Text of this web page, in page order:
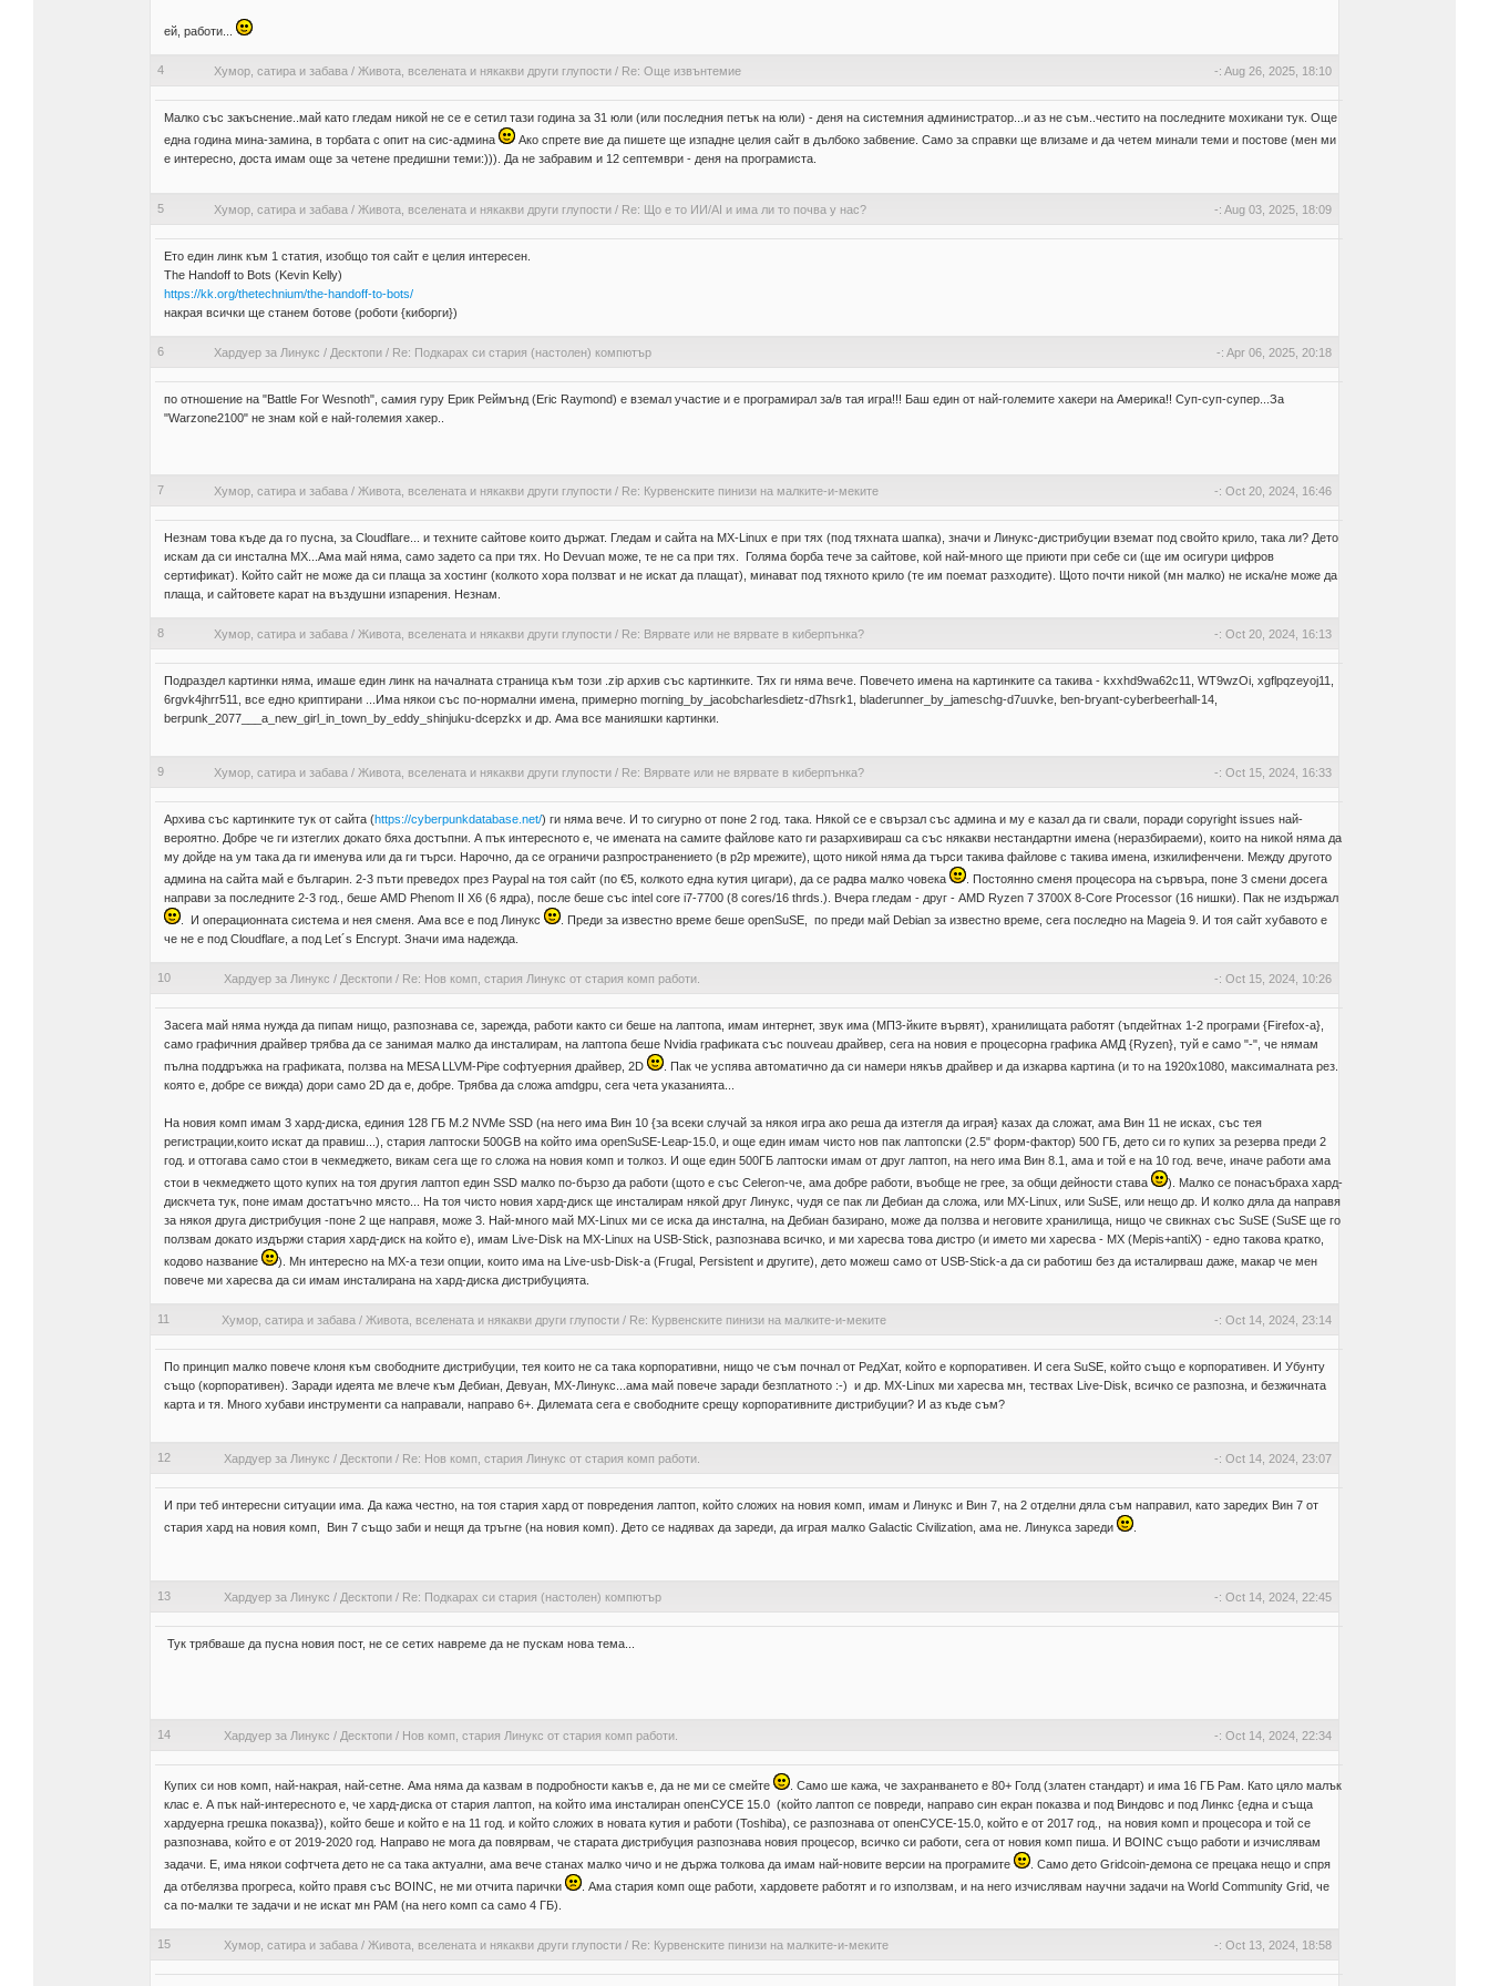
ей, работи...
4 Хумор, сатира и забава / Живота, вселената и някакви други глупости / Re: Още извънтемие -: Aug 26, 2025, 18:10
Малко със закъснение..май като гледам никой не се е сетил тази година за 31 юли (или последния петък на юли) - деня на системния администратор...и аз не съм..честито на последните мохикани тук. Още
една година мина-замина, в торбата с опит на сис-админа
Ако спрете вие да пишете ще изпадне целия сайт в дълбоко забвение. Само за справки ще влизаме и да четем минали теми и постове (мен ми
е интересно, доста имам още за четене предишни теми:))). Да не забравим и 12 септември - деня на програмиста.
5 Хумор, сатира и забава / Живота, вселената и някакви други глупости / Re: Що е то ИИ/AI и има ли то почва у нас? -: Aug 03, 2025, 18:09
Ето един линк към 1 статия, изобщо тоя сайт е целия интересен.
The Handoff to Bots (Kevin Kelly)
https://kk.org/thetechnium/the-handoff-to-bots/
накрая всички ще станем ботове (роботи {киборги})
6 Хардуер за Линукс / Десктопи / Re: Подкарах си стария (настолен) компютър -: Apr 06, 2025, 20:18
по отношение на "Battle For Wesnoth", самия гуру Ерик Реймънд (Eric Raymond) е вземал участие и е програмирал за/в тая игра!!! Баш един от най-големите хакери на Америка!! Суп-суп-супер...За
"Warzone2100" не знам кой е най-големия хакер..
7 Хумор, сатира и забава / Живота, вселената и някакви други глупости / Re: Курвенските пинизи на малките-и-меките -: Oct 20, 2024, 16:46
Незнам това къде да го пусна, за Cloudflare... и техните сайтове които държат. Гледам и сайта на MX-Linux е при тях (под тяхната шапка), значи и Линукс-дистрибуции вземат под свойто крило, така ли? Дето
искам да си инстална МХ...Ама май няма, само задето са при тях. Но Devuan може, те не са при тях. Голяма борба тече за сайтове, кой най-много ще приюти при себе си (ще им осигури цифров
сертификат). Който сайт не може да си плаща за хостинг (колкото хора ползват и не искат да плащат), минават под тяхното крило (те им поемат разходите). Щото почти никой (мн малко) не иска/не може да
плаща, и сайтовете карат на въздушни изпарения. Незнам.
8 Хумор, сатира и забава / Живота, вселената и някакви други глупости / Re: Вярвате или не вярвате в киберпънка? -: Oct 20, 2024, 16:13
Подраздел картинки няма, имаше един линк на началната страница към този .zip архив със картинките. Тях ги няма вече. Повечето имена на картинките са такива - kxxhd9wa62c11, WT9wzOi, xgflpqzeyoj11,
6rgvk4jhrr511, все едно криптирани ...Има някои със по-нормални имена, примерно morning_by_jacobcharlesdietz-d7hsrk1, bladerunner_by_jameschg-d7uuvke, ben-bryant-cyberbeerhall-14,
berpunk_2077___a_new_girl_in_town_by_eddy_shinjuku-dcepzkx и др. Ама все манияшки картинки.
9 Хумор, сатира и забава / Живота, вселената и някакви други глупости / Re: Вярвате или не вярвате в киберпънка? -: Oct 15, 2024, 16:33
Архива със картинките тук от сайта (https://cyberpunkdatabase.net/) ги няма вече. И то сигурно от поне 2 год. така. Някой се е свързал със админа и му е казал да ги свали, поради copyright issues най-
вероятно. Добре че ги изтеглих докато бяха достъпни. А пък интересното е, че имената на самите файлове като ги разархивираш са със някакви нестандартни имена (неразбираеми), които на никой няма да
му дойде на ум така да ги именува или да ги търси. Нарочно, да се ограничи разпространението (в p2p мрежите), щото никой няма да търси такива файлове с такива имена, изкилифенчени. Между другото
админа на сайта май е българин. 2-3 пъти преведох през Paypal на тоя сайт (по €5, колкото една кутия цигари), да се радва малко човека
. Постоянно сменя процесора на сървъра, поне 3 смени досега
направи за последните 2-3 год., беше AMD Phenom II X6 (6 ядра), после беше със intel core i7-7700 (8 cores/16 thrds.). Вчера гледам - друг - AMD Ryzen 7 3700X 8-Core Processor (16 нишки). Пак не издържал
. И операционната система и нея сменя. Ама все е под Линукс
. Преди за известно време беше openSuSE, по преди май Debian за известно време, сега последно на Mageia 9. И тоя сайт хубавото е
че не е под Cloudflare, а под Let´s Encrypt. Значи има надежда.
10 Хардуер за Линукс / Десктопи / Re: Нов комп, стария Линукс от стария комп работи. -: Oct 15, 2024, 10:26
Засега май няма нужда да пипам нищо, разпознава се, зарежда, работи както си беше на лаптопа, имам интернет, звук има (МП3-йките вървят), хранилищата работят (ъпдейтнах 1-2 програми {Firefox-a},
само графичния драйвер трябва да се занимая малко да инсталирам, на лаптопа беше Nvidia графиката със nouveau драйвер, сега на новия е процесорна графика АМД {Ryzen}, туй е само "-", че нямам
пълна поддръжка на графиката, ползва на MESA LLVM-Pipe софтуерния драйвер, 2D
. Пак че успява автоматично да си намери някъв драйвер и да изкарва картина (и то на 1920х1080, максималната рез.
която е, добре се вижда) дори само 2D да е, добре. Трябва да сложа amdgpu, сега чета указанията...
На новия комп имам 3 хард-диска, единия 128 ГБ М.2 NVMe SSD (на него има Вин 10 {за всеки случай за някоя игра ако реша да изтегля да играя} казах да сложат, ама Вин 11 не исках, със тея
регистрации,които искат да правиш...), стария лаптоски 500GB на който има openSuSE-Leap-15.0, и още един имам чисто нов пак лаптопски (2.5" форм-фактор) 500 ГБ, дето си го купих за резерва преди 2
год. и оттогава само стои в чекмеджето, викам сега ще го сложа на новия комп и толкоз. И още един 500ГБ лаптоски имам от друг лаптоп, на него има Вин 8.1, ама и той е на 10 год. вече, иначе работи ама
стои в чекмеджето щото купих на тоя другия лаптоп един SSD малко по-бързо да работи (щото е със Celeron-че, ама добре работи, въобще не грее, за общи дейности става
). Малко се понасъбраха хард-
дискчета тук, поне имам достатъчно място... На тоя чисто новия хард-диск ще инсталирам някой друг Линукс, чудя се пак ли Дебиан да сложа, или MX-Linux, или SuSE, или нещо др. И колко дяла да направя
за някоя друга дистрибуция -поне 2 ще направя, може 3. Най-много май MX-Linux ми се иска да инстална, на Дебиан базирано, може да ползва и неговите хранилища, нищо че свикнах със SuSE (SuSE ще го
ползвам докато издържи стария хард-диск на който е), имам Live-Disk на MX-Linux на USB-Stick, разпознава всичко, и ми харесва това дистро (и името ми харесва - MX (Mepis+antiX) - едно такова кратко,
кодово название
). Мн интересно на MX-a тези опции, които има на Live-usb-Disk-a (Frugal, Persistent и другите), дето можеш само от USB-Stick-a да си работиш без да исталирваш даже, макар че мен
повече ми харесва да си имам инсталирана на хард-диска дистрибуцията.
11 Хумор, сатира и забава / Живота, вселената и някакви други глупости / Re: Курвенските пинизи на малките-и-меките -: Oct 14, 2024, 23:14
По принцип малко повече клоня към свободните дистрибуции, тея които не са така корпоративни, нищо че съм почнал от РедХат, който е корпоративен. И сега SuSE, който също е корпоративен. И Убунту
също (корпоративен). Заради идеята ме влече към Дебиан, Девуан, МХ-Линукс...ама май повече заради безплатното :-) и др. MX-Linux ми харесва мн, тествах Live-Disk, всичко се разпозна, и безжичната
карта и тя. Много хубави инструменти са направали, направо 6+. Дилемата сега е свободните срещу корпоративните дистрибуции? И аз къде съм?
12 Хардуер за Линукс / Десктопи / Re: Нов комп, стария Линукс от стария комп работи. -: Oct 14, 2024, 23:07
И при теб интересни ситуации има. Да кажа честно, на тоя стария хард от повредения лаптоп, който сложих на новия комп, имам и Линукс и Вин 7, на 2 отделни дяла съм направил, като заредих Вин 7 от
стария хард на новия комп, Вин 7 също заби и нещя да тръгне (на новия комп). Дето се надявах да зареди, да играя малко Galactic Civilization, aма не. Линукса зареди
13 Хардуер за Линукс / Десктопи / Re: Подкарах си стария (настолен) компютър -: Oct 14, 2024, 22:45
Тук трябваше да пусна новия пост, не се сетих навреме да не пускам нова тема...
14 Хардуер за Линукс / Десктопи / Нов комп, стария Линукс от стария комп работи. -: Oct 14, 2024, 22:34
Купих си нов комп, най-накрая, най-сетне. Ама няма да казвам в подробности какъв е, да не ми се смейте
. Само ше кажа, че захранването е 80+ Голд (златен стандарт) и има 16 ГБ Рам. Като цяло малък
клас е. А пък най-интересното е, че хард-диска от стария лаптоп, на който има инсталиран опенСУСЕ 15.0 (който лаптоп се повреди, направо син екран показва и под Виндовс и под Линкс {една и съща
хардуерна грешка показва}), който беше и който е на 11 год. и който сложих в новата кутия и работи (Toshiba), се разпознава от опенСУСЕ-15.0, който е от 2017 год., на новия комп и процесора и той се
разпознава, който е от 2019-2020 год. Направо не мога да повярвам, че старата дистрибуция разпознава новия процесор, всичко си работи, сега от новия комп пиша. И BOINC също работи и изчислявам
задачи. Е, има някои софтчета дето не са така актуални, ама вече станах малко чичо и не държа толкова да имам най-новите версии на програмите
. Само дето Gridcoin-демона се прецака нещо и спря
да отбелязва прогреса, който правя със BOINC, не ми отчита парички
. Ама стария комп още работи, хардовете работят и го използвам, и на него изчислявам научни задачи на World Community Grid, че
са по-малки те задачи и не искат мн РАМ (на него комп са само 4 ГБ).
15 Хумор, сатира и забава / Живота, вселената и някакви други глупости / Re: Курвенските пинизи на малките-и-меките -: Oct 13, 2024, 18:58